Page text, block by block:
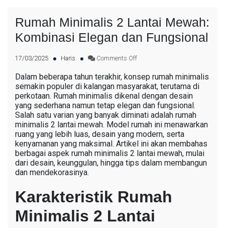
Rumah Minimalis 2 Lantai Mewah:
Kombinasi Elegan dan Fungsional
17/03/2025 Haris Comments Off
Dalam beberapa tahun terakhir, konsep rumah minimalis
semakin populer di kalangan masyarakat, terutama di
perkotaan. Rumah minimalis dikenal dengan desain
yang sederhana namun tetap elegan dan fungsional.
Salah satu varian yang banyak diminati adalah rumah
minimalis 2 lantai mewah. Model rumah ini menawarkan
ruang yang lebih luas, desain yang modern, serta
kenyamanan yang maksimal. Artikel ini akan membahas
berbagai aspek rumah minimalis 2 lantai mewah, mulai
dari desain, keunggulan, hingga tips dalam membangun
dan mendekorasinya.
Karakteristik Rumah
Minimalis 2 Lantai